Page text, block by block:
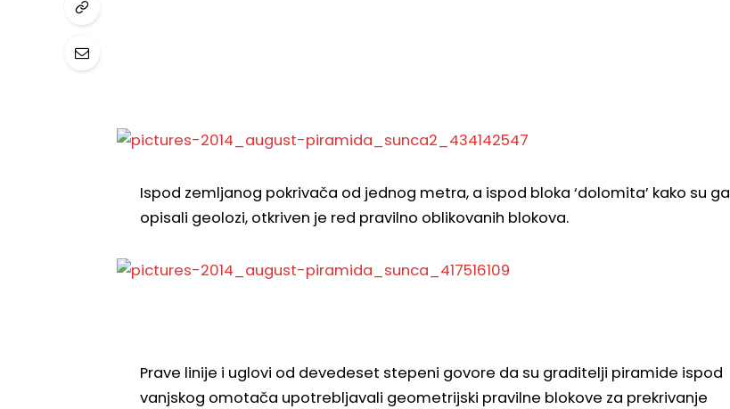
Ispod zemljanog pokrivača od jednog metra, a ispod bloka ‘dolomita’ kako su ga
opisali geolozi, otkriven je red pravilno oblikovanih blokova.
Prave linije i uglovi od devedeset stepeni govore da su graditelji piramide ispod
vanjskog omotača upotrebljavali geometrijski pravilne blokove za prekrivanje